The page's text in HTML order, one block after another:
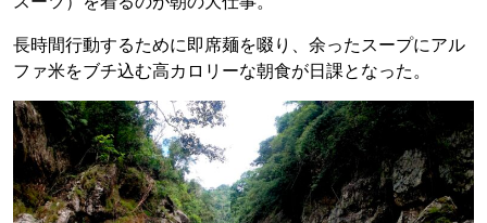
長時間行動するために即席麺を啜り、余ったスープにアル
ファ米をブチ込む高カロリーな朝食が日課となった。